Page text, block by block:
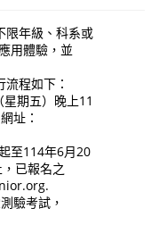
限年級、科系或
用體驗，並
程如下：
期五）晚上11
址：
至114年6月20
已報名之
驗考試，